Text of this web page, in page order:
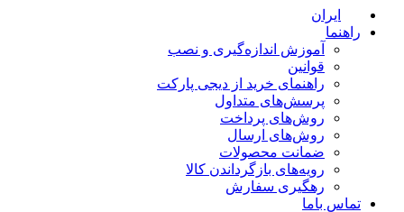
ایران
راهنما
آموزش اندازه‌گیری و نصب
قوانین
راهنمای خرید از دیجی پارکت
پرسش‌های متداول
روش‌های پرداخت
روش‌های ارسال
ضمانت محصولات
رویه‌های بازگرداندن کالا
رهگیری سفارش
تماس باما